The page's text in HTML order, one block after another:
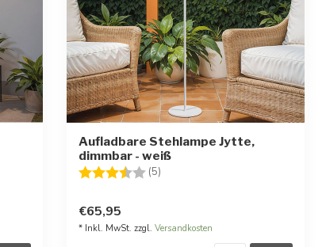
Aufladbare Stehlampe Jytte,
dimmbar - weiß
Bewertung:
(5)
€65,95
* Inkl. MwSt. zzgl. Versandkosten